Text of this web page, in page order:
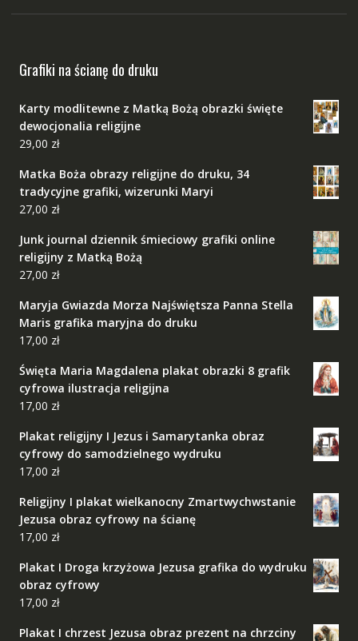
Grafiki na ścianę do druku
Karty modlitewne z Matką Bożą obrazki święte
dewocjonalia religijne
29,00 zł
Matka Boża obrazy religijne do druku, 34
tradycyjne grafiki, wizerunki Maryi
27,00 zł
Junk journal dziennik śmieciowy grafiki online
religijny z Matką Bożą
27,00 zł
Maryja Gwiazda Morza Najświętsza Panna Stella
Maris grafika maryjna do druku
17,00 zł
Święta Maria Magdalena plakat obrazki 8 grafik
cyfrowa ilustracja religijna
17,00 zł
Plakat religijny I Jezus i Samarytanka obraz
cyfrowy do samodzielnego wydruku
17,00 zł
Religijny I plakat wielkanocny Zmartwychwstanie
Jezusa obraz cyfrowy na ścianę
17,00 zł
Plakat I Droga krzyżowa Jezusa grafika do wydruku
obraz cyfrowy
17,00 zł
Plakat I chrzest Jezusa obraz prezent na chrzciny